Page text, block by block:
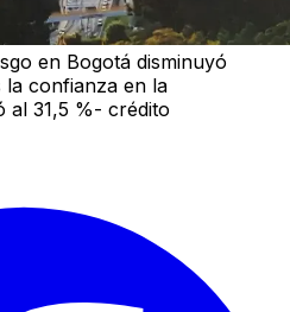
en Bogotá disminuyó
confianza en la
al 31,5 %- crédito